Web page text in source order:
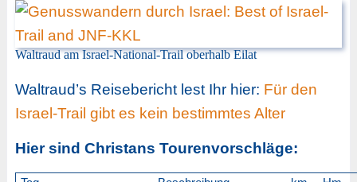
Waltraud am Israel-National-Trail oberhalb Eilat
Waltraud’s Reisebericht lest Ihr hier: Für den
Israel-Trail gibt es kein bestimmtes Alter
Hier sind Christans Tourenvorschläge: